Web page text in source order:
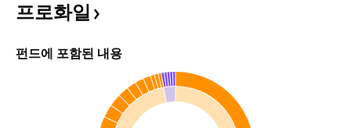
프로화일
펀드에 포함된 내용